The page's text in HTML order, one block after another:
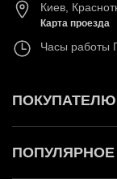
Киев,
Карта проезда
Часы работы
ПОКУПАТЕЛЮ
ПОПУЛЯРНОЕ